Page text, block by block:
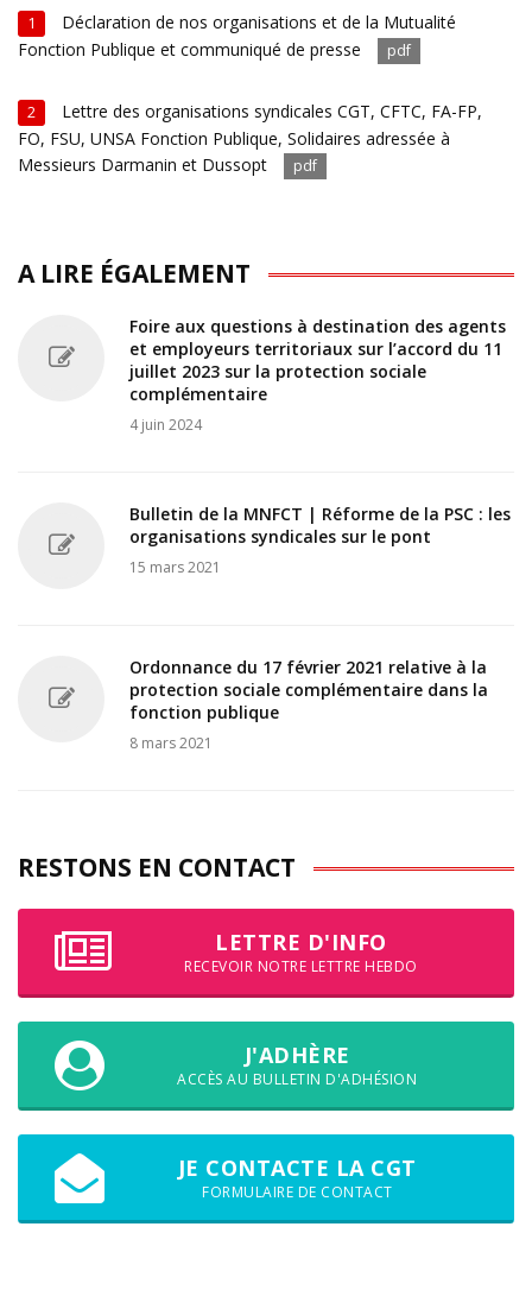
1
Déclaration de nos organisations et de la Mutualité
Fonction Publique et communiqué de presse
pdf
2
Lettre des organisations syndicales CGT, CFTC, FA-FP,
FO, FSU, UNSA Fonction Publique, Solidaires adressée à
Messieurs Darmanin et Dussopt
pdf
A LIRE ÉGALEMENT
Foire aux questions à destination des agents
et employeurs territoriaux sur l’accord du 11
juillet 2023 sur la protection sociale
complémentaire
4 juin 2024
Bulletin de la MNFCT | Réforme de la PSC : les
organisations syndicales sur le pont
15 mars 2021
Ordonnance du 17 février 2021 relative à la
protection sociale complémentaire dans la
fonction publique
8 mars 2021
RESTONS EN CONTACT
LETTRE D'INFO
RECEVOIR NOTRE LETTRE HEBDO
J'ADHÈRE
ACCÈS AU BULLETIN D'ADHÉSION
JE CONTACTE LA CGT
FORMULAIRE DE CONTACT